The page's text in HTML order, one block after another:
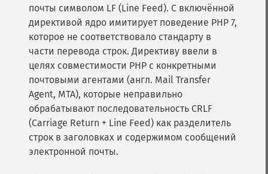
почты символом LF (Line Feed). С включённой
директивой ядро имитирует поведение PHP 7,
которое не соответствовало стандарту в
части перевода строк. Директиву ввели в
целях совместимости PHP с конкретными
почтовыми агентами (англ. Mail Transfer
Agent, MTA), которые неправильно
обрабатывают последовательность CRLF
(Carriage Return + Line Feed) как разделитель
строк в заголовках и содержимом сообщений
электронной почты.